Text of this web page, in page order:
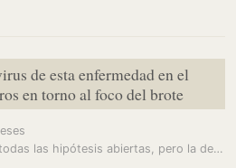
de esta enfermedad en el
en torno al foco del brote
El Govern mantiene todas las hipótesis abiertas, pero la de la fuga…